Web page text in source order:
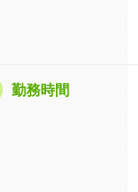
勤務時間